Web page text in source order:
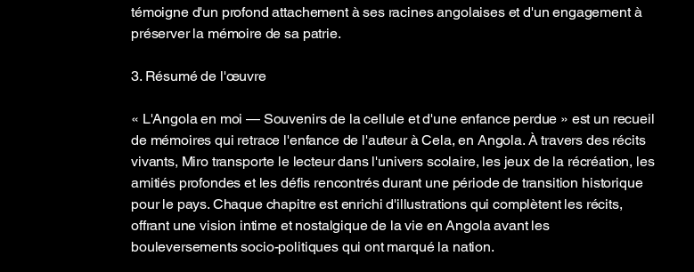
témoigne d'un profond attachement à ses racines angolaises et d'un engagement à
préserver la mémoire de sa patrie.
3. Résumé de l'œuvre
« L'Angola en moi — Souvenirs de la cellule et d'une enfance perdue » est un recueil
de mémoires qui retrace l'enfance de l'auteur à Cela, en Angola. À travers des récits
vivants, Miro transporte le lecteur dans l'univers scolaire, les jeux de la récréation, les
amitiés profondes et les défis rencontrés durant une période de transition historique
pour le pays. Chaque chapitre est enrichi d'illustrations qui complètent les récits,
offrant une vision intime et nostalgique de la vie en Angola avant les
bouleversements socio-politiques qui ont marqué la nation.